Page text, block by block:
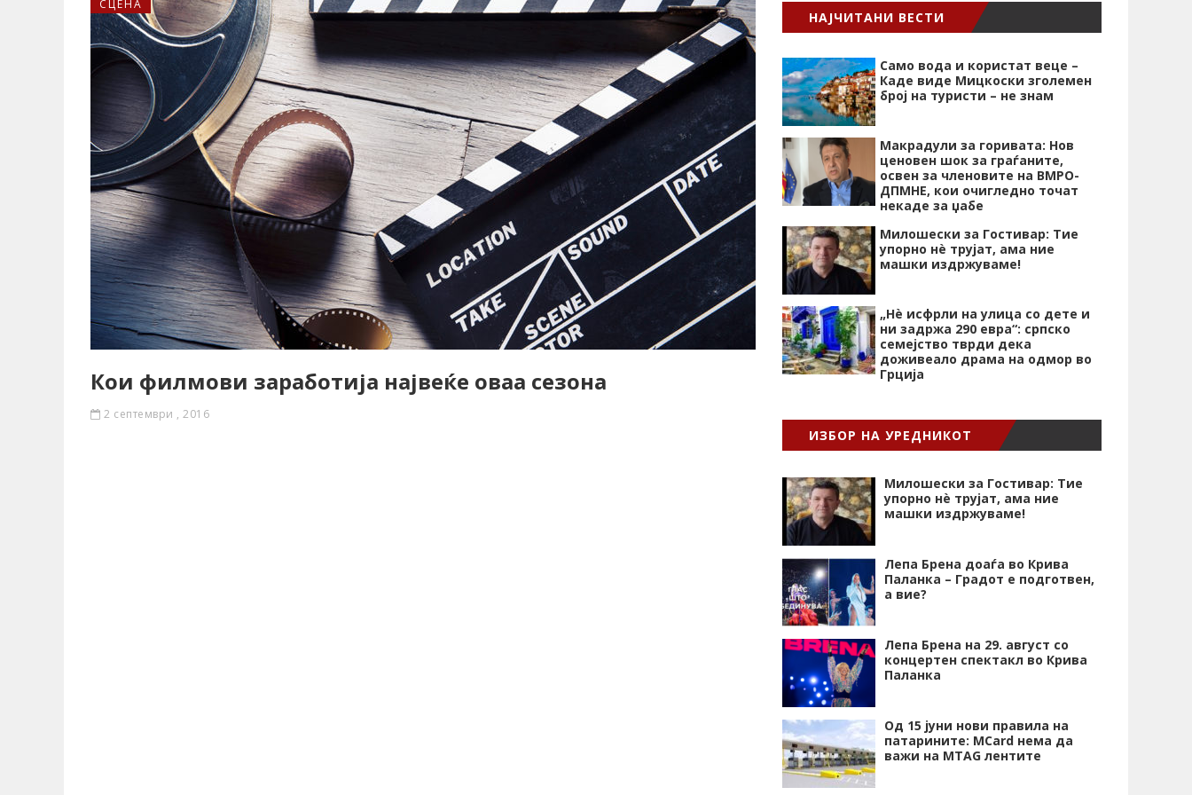
СЦЕНА
Кои филмови заработија највеќе оваа сезона
2 септември , 2016
НАЈЧИТАНИ ВЕСТИ
Само вода и користат веце –
Каде виде Мицкоски зголемен
број на туристи – не знам
Макрадули за горивата: Нов
ценовен шок за граѓаните,
освен за членовите на ВМРО-
ДПМНЕ, кои очигледно точат
некаде за џабе
Милошески за Гостивар: Тие
упорно нѐ трујат, ама ние
машки издржуваме!
„Нѐ исфрли на улица со дете и
ни задржа 290 евра“: српско
семејство тврди дека
доживеало драма на одмор во
Грција
ИЗБОР НА УРЕДНИКОТ
Милошески за Гостивар: Тие
упорно нѐ трујат, ама ние
машки издржуваме!
Лепа Брена доаѓа во Крива
Паланка – Градот е подготвен,
а вие?
Лепа Брена на 29. август со
концертен спектакл во Крива
Паланка
Од 15 јуни нови правила на
патарините: MCard нема да
важи на MTAG лентите